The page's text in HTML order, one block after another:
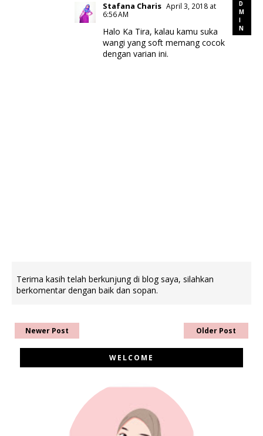
Stafana Charis April 3, 2018 at
6:56 AM
Halo Ka Tira, kalau kamu suka
wangi yang soft memang cocok
dengan varian ini.
Terima kasih telah berkunjung di blog saya, silahkan
berkomentar dengan baik dan sopan.
Newer Post Older Post
WELCOME